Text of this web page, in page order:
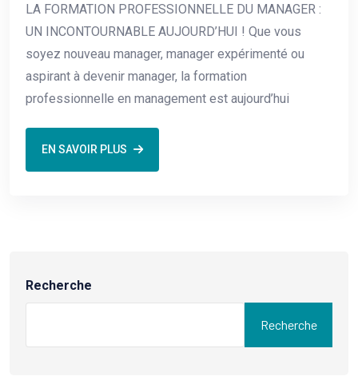
LA FORMATION PROFESSIONNELLE DU MANAGER :
UN INCONTOURNABLE AUJOURD’HUI ! Que vous
soyez nouveau manager, manager expérimenté ou
aspirant à devenir manager, la formation
professionnelle en management est aujourd’hui
EN SAVOIR PLUS
Recherche
Recherche